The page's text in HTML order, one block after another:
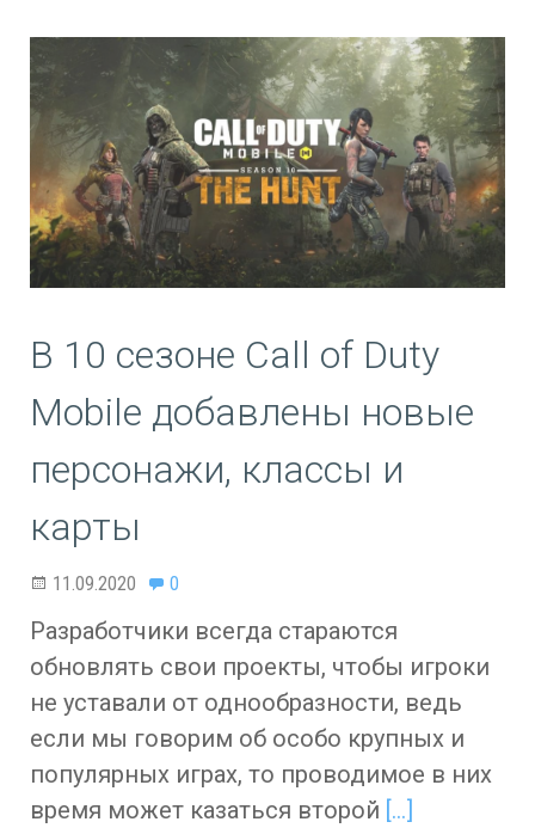
В 10 сезоне Call of Duty
Mobile добавлены новые
персонажи, классы и
карты
11.09.2020 0
Разработчики всегда стараются
обновлять свои проекты, чтобы игроки
не уставали от однообразности, ведь
если мы говорим об особо крупных и
популярных играх, то проводимое в них
время может казаться второй […]